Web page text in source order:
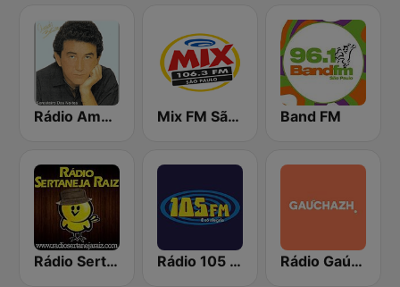
Rádio Amado Batista Mix FM São Paulo Band FM
Rádio Sertaneja Raiz Rádio 105 FM Rádio Gaúcha ZH